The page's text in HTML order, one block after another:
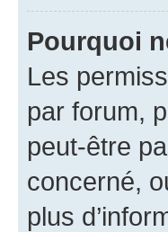
Pourquoi
Les
par forum,
peut-être
concerné,
plus